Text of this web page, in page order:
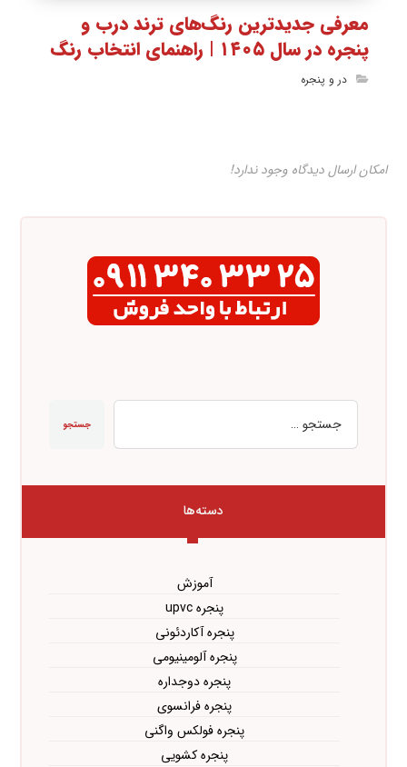
معرفی جدیدترین رنگ‌های ترند درب و
پنجره در سال ۱۴۰۵ | راهنمای انتخاب رنگ
در و پنجره
امکان ارسال دیدگاه وجود ندارد!
جستجو
دسته‌ها
آموزش
پنجره upvc
پنجره آکاردئونی
پنجره آلومینیومی
پنجره دوجداره
پنجره فرانسوی
پنجره فولکس واگنی
پنجره کشویی